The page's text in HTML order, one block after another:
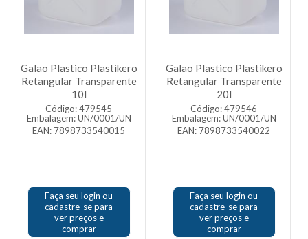
Galao Plastico Plastikero
Retangular Transparente
10l
Código: 479545
Embalagem: UN/0001/UN
EAN: 7898733540015
Faça seu login ou
cadastre-se para
ver preços e
comprar
Galao Plastico Plastikero
Retangular Transparente
20l
Código: 479546
Embalagem: UN/0001/UN
EAN: 7898733540022
Faça seu login ou
cadastre-se para
ver preços e
comprar